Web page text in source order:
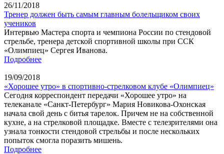
26/11/2018
Тренер должен быть самым главным болельщиком своих
учеников
Интервью Мастера спорта и чемпиона России по стендовой
стрельбе, тренера детской спортивной школы при ССК
«Олимпиец» Сергея Иванова.
Подробнее
19/09/2018
«Хорошее утро» в спортивно-стрелковом клубе «Олимпиец»
Сегодня корреспондент передачи «Хорошее утро» на
телеканале «Санкт-Петербург» Мария Новикова-Охонская
начала свой день с битья тарелок. Причем не на собственной
кухне, а на стрелковой площадке. Вместе с телезрителями она
узнала тонкости стендовой стрельбы и после нескольких
попыток смогла поразить мишень.
Подробнее